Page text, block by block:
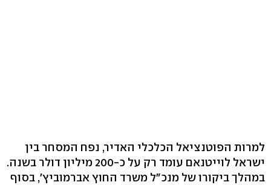
למרות הפוטנציאל הכלכלי האדיר, נפח המסחר בין
ישראל לוייטנאם עומד רק על כ-200 מיליון דולר בשנה.
במהלך ביקורו של מנכ"ל משרד החוץ אברמוביץ', בסוף